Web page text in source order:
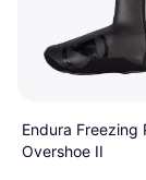
Endura Freezing
Overshoe II